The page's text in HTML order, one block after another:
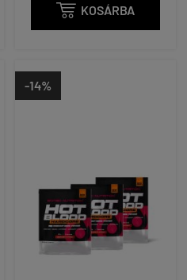
 KOSÁRBA
-14%